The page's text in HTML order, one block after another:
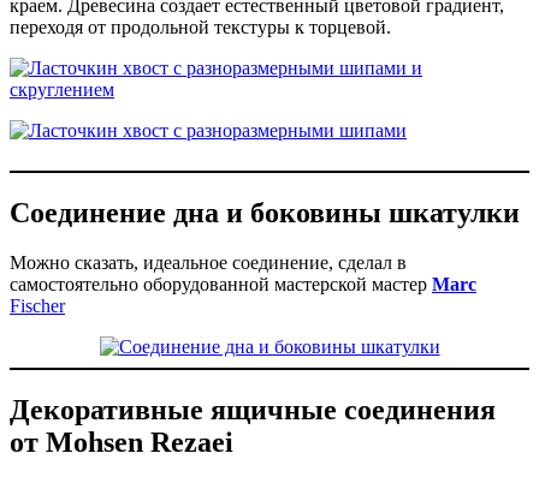
краем. Древесина создает естественный цветовой градиент,
переходя от продольной текстуры к торцевой.
Соединение дна и боковины шкатулки
Можно сказать, идеальное соединение, сделал в
самостоятельно оборудованной мастерской мастер Marc
Fischer
Декоративные ящичные соединения
от Mohsen Rezaei